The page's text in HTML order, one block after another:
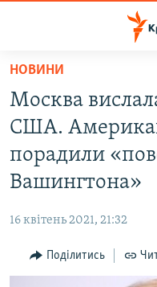
Перейти
основного
матеріалу
до
основної
Перейти
пошуку
ВІДЕО ТА ФОТО
ПОЛІТИКА
ІНТЕРВ'Ю
НОВИНИ
Москва
США.
порадили
Вашингтона»
16 квітень 2021, 21:32
Поділитись